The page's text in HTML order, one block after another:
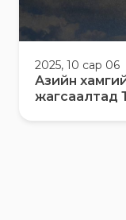
2025, 10 сар 06
Азийн
жагсаалтад